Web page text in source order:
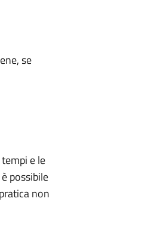
se
e le
possibile
non